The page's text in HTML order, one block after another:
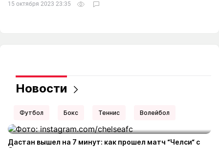
15 октября 2023 23:35
Новости
Футбол Бокс Теннис Волейбол
Дастан вышел на 7 минут: как прошел матч “Челси“ с